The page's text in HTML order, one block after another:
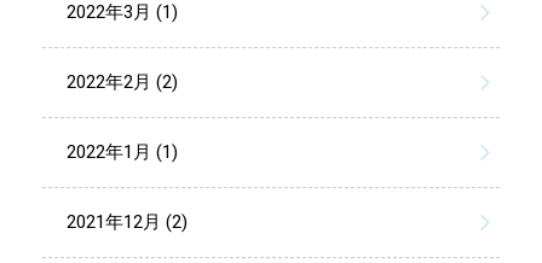
2022年3月 (1)
2022年2月 (2)
2022年1月 (1)
2021年12月 (2)